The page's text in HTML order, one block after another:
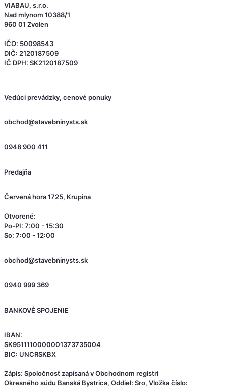
VIABAU, s.r.o.
Nad mlynom 10388/1
960 01 Zvolen
IČO: 50098543
DIČ: 2120187509
IČ DPH: SK2120187509
Vedúci prevádzky, cenové ponuky
obchod@stavebninysts.sk
0948 900 411
Predajňa
Červená hora 1725, Krupina
Otvorené:
Po-PI: 7:00 - 15:30
So: 7:00 - 12:00
obchod@stavebninysts.sk
0940 999 369
BANKOVÉ SPOJENIE
IBAN:
SK9511110000001373735004
BIC: UNCRSKBX
Zápis: Spoločnosť zapísaná v Obchodnom registri
Okresného súdu Banská Bystrica, Oddiel: Sro, Vložka číslo: